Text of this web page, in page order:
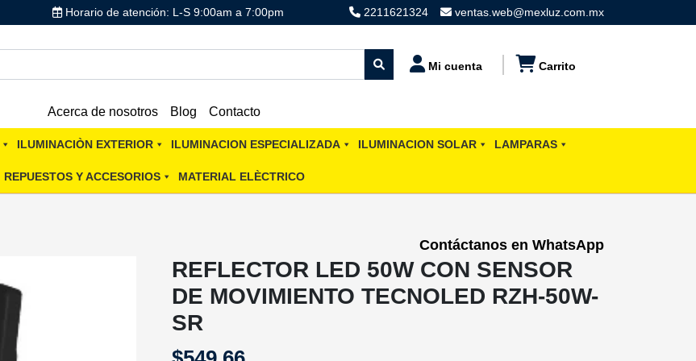
Horario de atención: L-S 9:00am a 7:00pm 2211621324 ventas.web@mexluz.com.mx
Mi cuenta Carrito
Acerca de nosotros Blog Contacto
ILUMINACIÒN EXTERIOR ILUMINACION ESPECIALIZADA ILUMINACION SOLAR LAMPARAS
REPUESTOS Y ACCESORIOS MATERIAL ELÈCTRICO
Contáctanos en WhatsApp
REFLECTOR LED 50W CON SENSOR
DE MOVIMIENTO TECNOLED RZH-50W-
SR